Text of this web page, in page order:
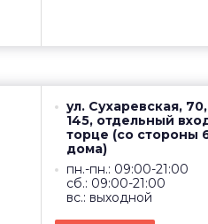
ул. Сухаревская,
145, отдельный
торце (со стороны
дома)
пн.-пн.: 09:00-21:00
сб.: 09:00-21:00
вс.: выходной